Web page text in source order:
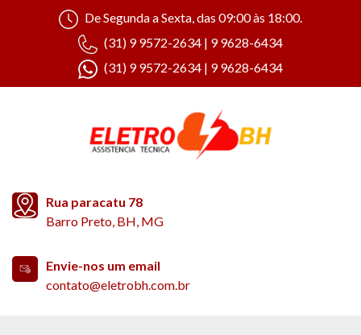
De Segunda a Sexta, das 09:00 às 18:00.
(31) 9 9572-2634 | 9 9628-6434
(31) 9 9572-2634 | 9 9628-6434
Rua paracatu 78
Barro Preto, BH, MG
Envie-nos um email
contato@eletrobh.com.br